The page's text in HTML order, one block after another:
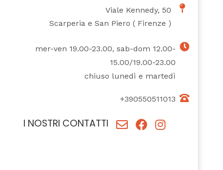
Viale Kennedy, 50
Scarperia e San Piero ( Firenze )
mer-ven 19.00-23.00, sab-dom 12.00-
15.00/19.00-23.00
chiuso lunedì e martedì
+390550511013
I NOSTRI CONTATTI